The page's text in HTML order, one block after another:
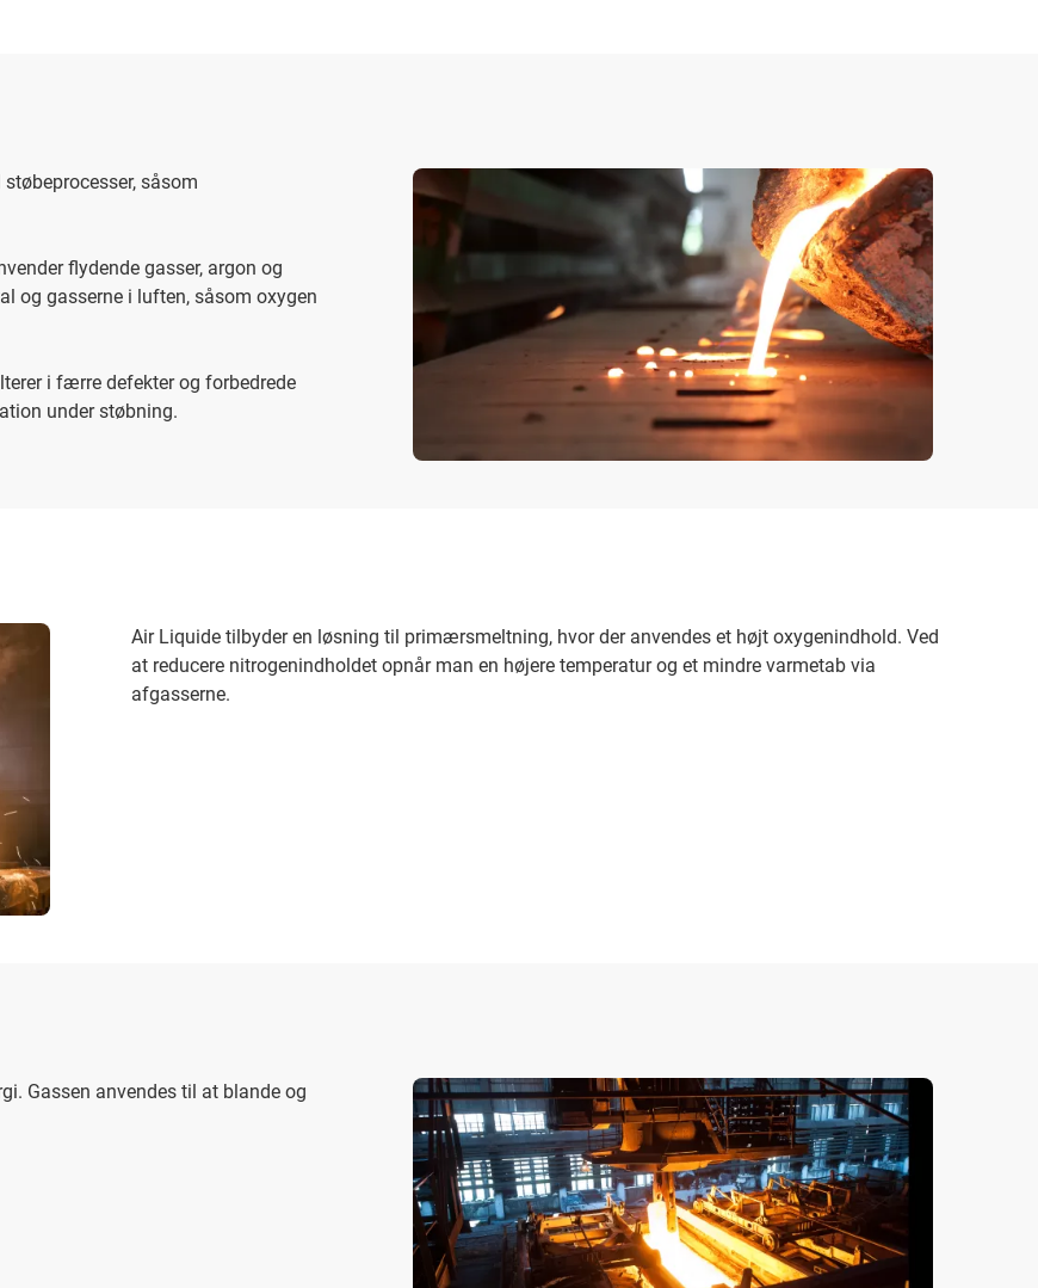
såsom
flydende gasser, argon og
og gasserne i luften, såsom oxygen
i færre defekter og forbedrede
under støbning.
Air Liquide tilbyder en løsning til primærsmeltning, hvor der anvendes et højt oxygenindhold. Ved
at reducere nitrogenindholdet opnår man en højere temperatur og et mindre varmetab via
afgasserne.
Gassen anvendes til at blande og